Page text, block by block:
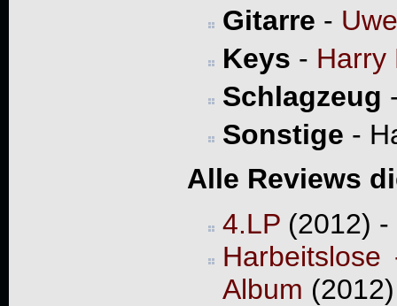
Gitarre -
Keys - Harry
Schlagzeug
Sonstige -
Alle Reviews
4.LP(2012) -
Album (2012)